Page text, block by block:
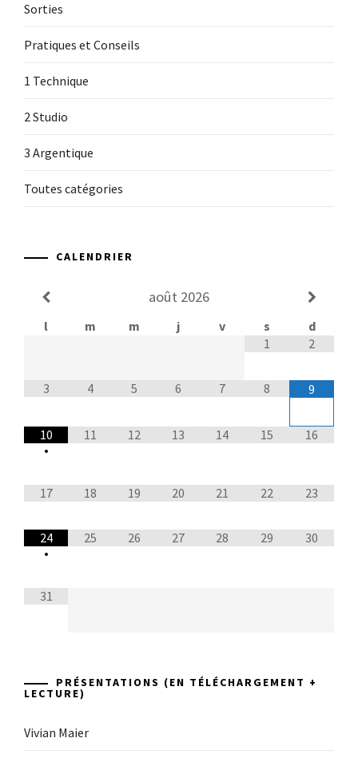
Sorties
Pratiques et Conseils
1 Technique
2 Studio
3 Argentique
Toutes catégories
CALENDRIER
août 2026
l m m j v s
d
1
2
3 4 5 6 7 8 9
10
•
11 12 13 14 15 16
17 18 19 20 21 22 23
24
•
25 26 27 28 29 30
31
PRÉSENTATIONS (EN TÉLÉCHARGEMENT +
LECTURE)
Vivian Maier